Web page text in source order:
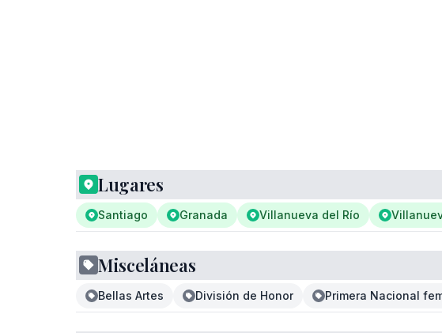
Lugares
Santiago Granada Villanueva del Río
Misceláneas
Bellas Artes División de Honor Primera Nacional